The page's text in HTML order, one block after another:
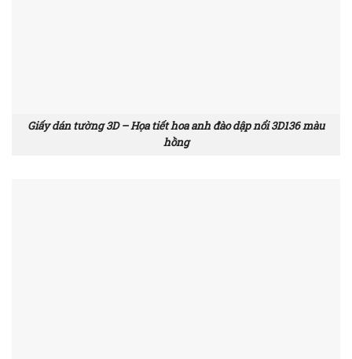
Giấy dán tường 3D – Họa tiết hoa anh đào dập nổi 3D136 màu
hồng